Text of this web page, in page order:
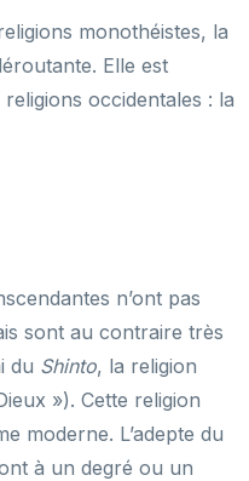
monothéistes, la
Elle est
occidentales : la
n’ont pas
sont au contraire très
du Shinto, la religion
»). Cette religion
moderne. L’adepte du
à un degré ou un